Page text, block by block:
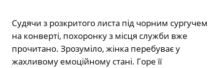
Судячи з розкритого листа під чорним сургучем
на конверті, похоронку з місця служби вже
прочитано. Зрозуміло, жінка перебуває у
жахливому емоційному стані. Горе її